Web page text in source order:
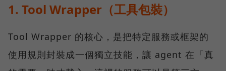
1. Tool Wrapper（工具包裝）
Tool Wrapper 的核心，是把特定服務或框架的
使用規則封裝成一個獨立技能，讓 agent 在「真